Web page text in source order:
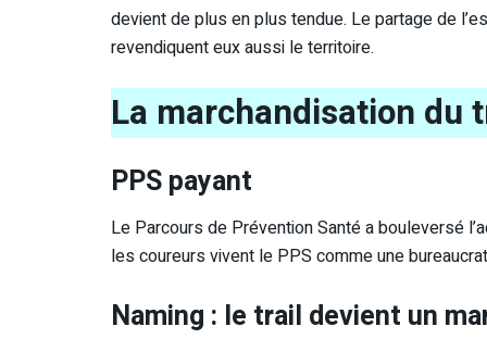
devient de plus en plus tendue. Le partage de
revendiquent eux aussi le territoire.
La marchandisation du
PPS payant
Le Parcours de Prévention Santé a bouleversé
les coureurs vivent le PPS comme une
Naming : le trail devient un